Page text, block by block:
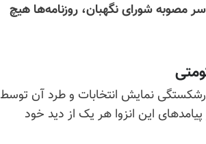
مصوبه شورای نگهبان، روزنامه‌ها هیچ
ورشکستگی نمایش انتخابات و طرد آن توسط
این انزوا هر یک از دید خود